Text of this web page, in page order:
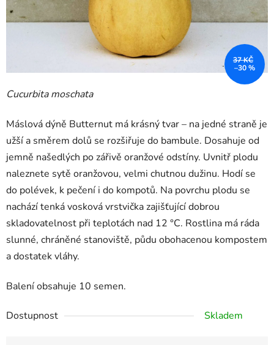
Cucurbita moschata
Máslová dýně Butternut má krásný tvar – na jedné straně je
užší a směrem dolů se rozšiřuje do bambule. Dosahuje od
jemně našedlých po zářivě oranžové odstíny. Uvnitř plodu
naleznete sytě oranžovou, velmi chutnou dužinu. Hodí se
do polévek, k pečení i do kompotů. Na povrchu plodu se
nachází tenká vosková vrstvička zajišťující dobrou
skladovatelnost při teplotách nad 12 °C. Rostlina má ráda
slunné, chráněné stanoviště, půdu obohacenou kompostem
a dostatek vláhy.
Balení obsahuje 10 semen.
Dostupnost Skladem
37 KČ
–30 %